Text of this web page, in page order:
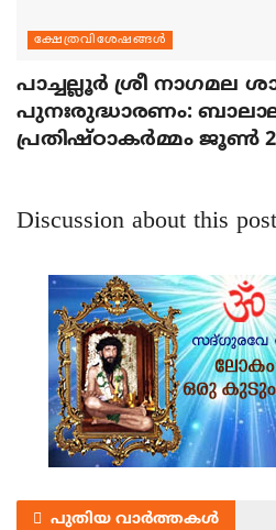
ക്ഷേത്രവിശേഷങ്ങള്‍
പാച്ചല്ലൂര്‍ ശ്രീ നാഗമല
പുനഃരുദ്ധാരണം:
പ്രതിഷ്ഠാകര്‍മ്മം ജൂണ്‍
Discussion about this post
പുതിയ വാർത്തകൾ